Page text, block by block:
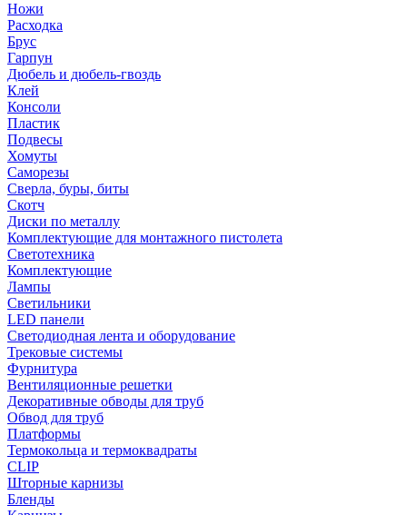
Ножи
Расходка
Брус
Гарпун
Дюбель и дюбель-гвоздь
Клей
Консоли
Пластик
Подвесы
Хомуты
Саморезы
Сверла, буры, биты
Скотч
Диски по металлу
Комплектующие для монтажного пистолета
Светотехника
Комплектующие
Лампы
Светильники
LED панели
Светодиодная лента и оборудование
Трековые системы
Фурнитура
Вентиляционные решетки
Декоративные обводы для труб
Обвод для труб
Платформы
Термокольца и термоквадраты
CLIP
Шторные карнизы
Бленды